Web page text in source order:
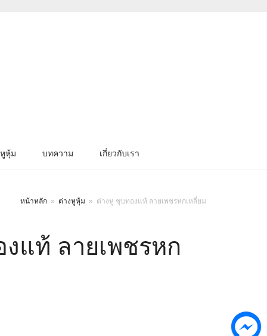
หุ้ม บทความ เกี่ยวกับเรา
หน้าหลัก » ต่างหูหุ้ม » ต่างหู ชุบทองแท้ ลายเพชรหกเหลี่ยม
แท้ ลายเพชรหก